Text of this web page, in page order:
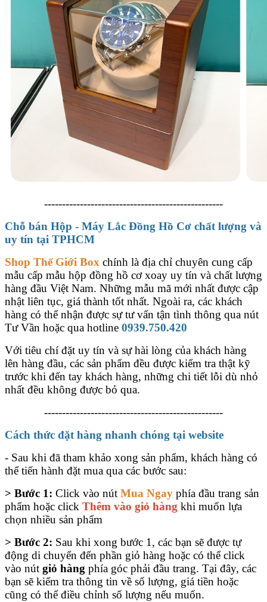
--------------------------------------------------
Chỗ bán Hộp - Máy Lắc Đồng Hồ Cơ chất lượng và
uy tín tại TPHCM
Shop Thế Giới Box chính là địa chỉ chuyên cung cấp
mẫu cấp mẫu hộp đồng hồ cơ xoay uy tín và chất lượng
hàng đầu Việt Nam. Những mẫu mã mới nhất được cập
nhật liên tục, giá thành tốt nhất. Ngoài ra, các khách
hàng có thể nhận được sự tư vấn tận tình thông qua nút
Tư Vần hoặc qua hotline 0939.750.420
Với tiêu chí đặt uy tín và sự hài lòng của khách hàng
lên hàng đầu, các sản phẩm đều được kiểm tra thật kỹ
trước khi đến tay khách hàng, những chi tiết lỗi dù nhỏ
nhất đều không được bỏ qua.
--------------------------------------------------
Cách thức đặt hàng nhanh chóng tại website
- Sau khi đã tham khảo xong sản phẩm, khách hàng có
thể tiến hành đặt mua qua các bước sau:
> Bước 1: Click vào nút Mua Ngay phía đầu trang sản
phẩm hoặc click Thêm vào giỏ hàng khi muốn lựa
chọn nhiều sản phẩm
> Bước 2: Sau khi xong bước 1, các bạn sẽ được tự
động di chuyển đến phần giỏ hàng hoặc có thể click
vào nút giỏ hàng phía góc phải đầu trang. Tại đây, các
bạn sẽ kiểm tra thông tin về số lượng, giá tiền hoặc
cũng có thể điều chỉnh số lượng nếu muốn.